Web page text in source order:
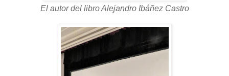
El autor del libro Alejandro Ibáñez Castro